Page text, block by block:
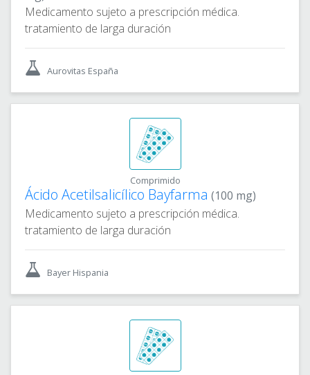
Medicamento sujeto a prescripción médica.
tratamiento de larga duración
Aurovitas España
Comprimido
Ácido Acetilsalicílico Bayfarma (100 mg)
Medicamento sujeto a prescripción médica.
tratamiento de larga duración
Bayer Hispania